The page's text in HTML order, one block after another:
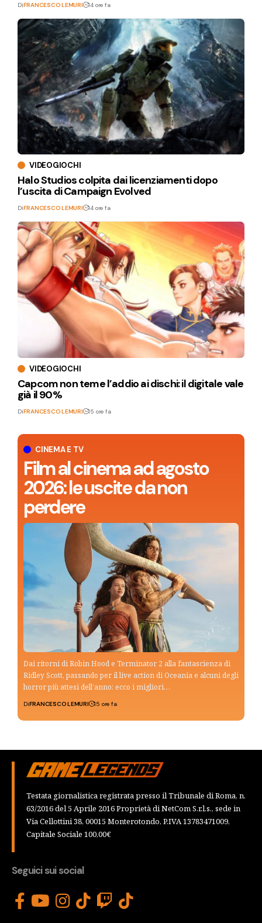
CINEMA E TV
Film al cinema ad agosto
2026: le uscite da non
perdere
Dai ritorni di Robin Hood e Terminator 2 alla fantascienza di
Ridley Scott, passando per il live action di Oceania e alcuni degli
horror più attesi dell’anno: ecco i migliori…
DiFRANCESCO LEMURI 15 ore fa
DiFRANCESCO LEMURI 14 ore fa
VIDEOGIOCHI
Halo Studios colpita dai licenziamenti dopo
l’uscita di Campaign Evolved
DiFRANCESCO LEMURI 14 ore fa
VIDEOGIOCHI
Capcom non teme l’addio ai dischi: il digitale vale
già il 90%
DiFRANCESCO LEMURI 15 ore fa
Testata giornalistica registrata presso il Tribunale di Roma, n.
63/2016 del 5 Aprile 2016 Proprietà di NetCom S.r.l.s., sede in
Via Cellottini 38, 00015 Monterotondo, P.IVA 13783471009,
Capitale Sociale 100,00€
Seguici sui social